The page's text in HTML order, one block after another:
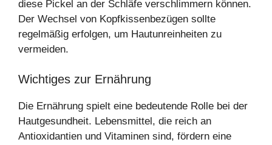
diese Pickel an der Schläfe verschlimmern können.
Der Wechsel von Kopfkissenbezügen sollte
regelmäßig erfolgen, um Hautunreinheiten zu
vermeiden.
Wichtiges zur Ernährung
Die Ernährung spielt eine bedeutende Rolle bei der
Hautgesundheit. Lebensmittel, die reich an
Antioxidantien und Vitaminen sind, fördern eine